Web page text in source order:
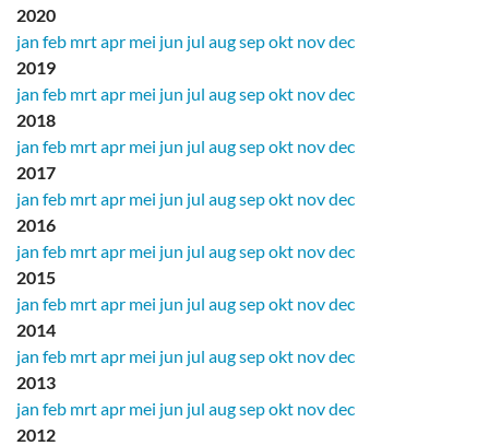
2020
jan feb mrtapr mei jun jul augsepokt novdec
2019
jan feb mrtapr mei jun jul augsepokt novdec
2018
jan feb mrtapr mei jun jul augsepokt novdec
2017
jan feb mrtapr mei jun jul augsepokt novdec
2016
jan feb mrtapr mei jun jul augsepokt novdec
2015
jan feb mrtapr mei jun jul augsepokt novdec
2014
jan feb mrtapr mei jun jul augsepokt novdec
2013
jan feb mrtapr mei jun jul augsepokt novdec
2012